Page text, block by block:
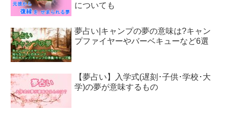
についても
夢占い|キャンプの夢の意味は?キャン
プファイヤーやバーベキューなど6選
【夢占い】入学式(遅刻･子供･学校･大
学)の夢が意味するもの